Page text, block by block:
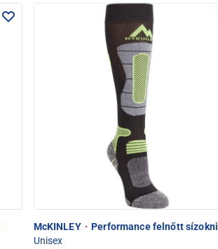
McKINLEY · Performance felnőtt sízokni
Unisex